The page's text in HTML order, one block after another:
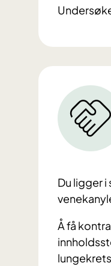
Du ligger
Å få